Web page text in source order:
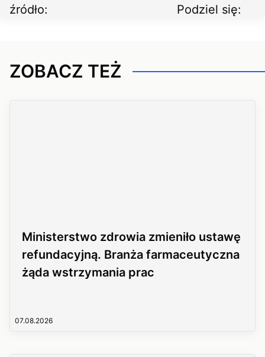
źródło: Podziel się:
ZOBACZ TEŻ
Ministerstwo zdrowia zmieniło ustawę
refundacyjną. Branża farmaceutyczna
żąda wstrzymania prac
07.08.2026